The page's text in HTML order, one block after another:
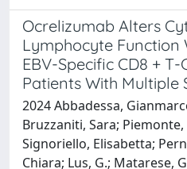
Ocrelizumab Alters
Lymphocyte Function
EBV-Specific CD8 +
Patients With Multiple
2024 Abbadessa,
Bruzzaniti, Sara;
Signoriello, Elisabetta;
Chiara; Lus, G.; Matarese,